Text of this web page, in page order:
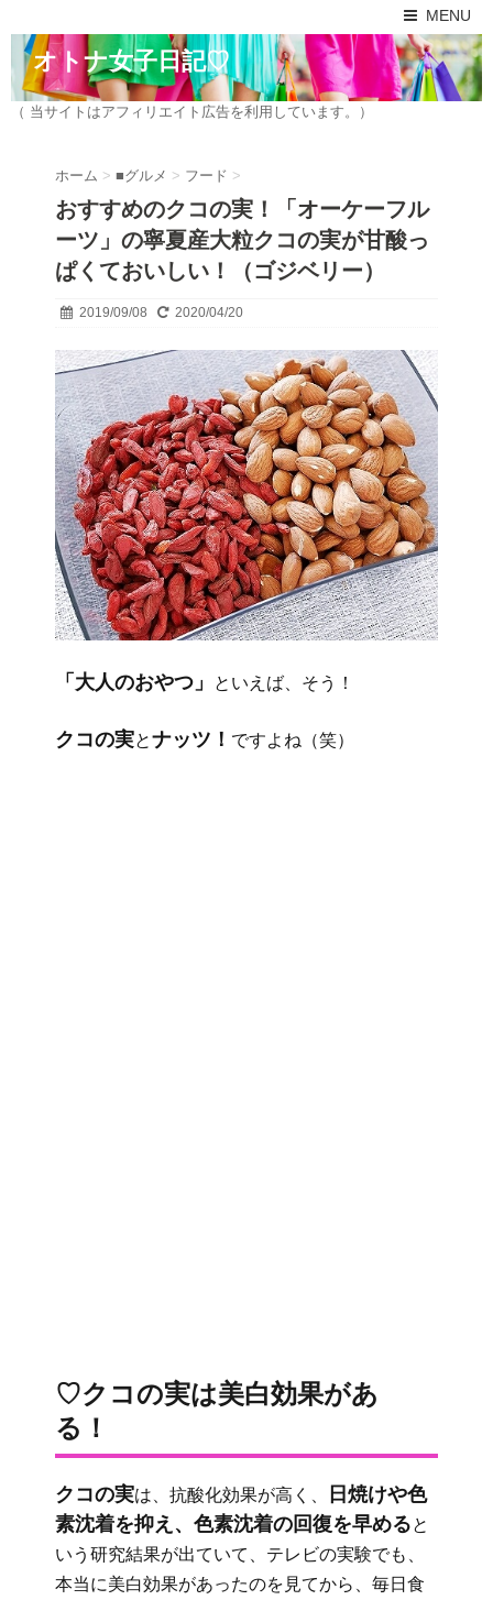
MENU
オトナ女子日記♡
（ 当サイトはアフィリエイト広告を利用しています。）
ホーム > ■グルメ > フード >
おすすめのクコの実！「オーケーフル
ーツ」の寧夏産大粒クコの実が甘酸っ
ぱくておいしい！（ゴジベリー）
2019/09/08 2020/04/20
「大人のおやつ」 といえば、そう！
クコの実とナッツ！ ですよね（笑）
♡クコの実は美白効果があ
る！
クコの実は、抗酸化効果が高く、
日焼けや色
素沈着を抑え、色素沈着の回復を早めると
いう研究結果が出ていて、テレビの実験でも、
本当に美白効果があったのを見てから、毎日食